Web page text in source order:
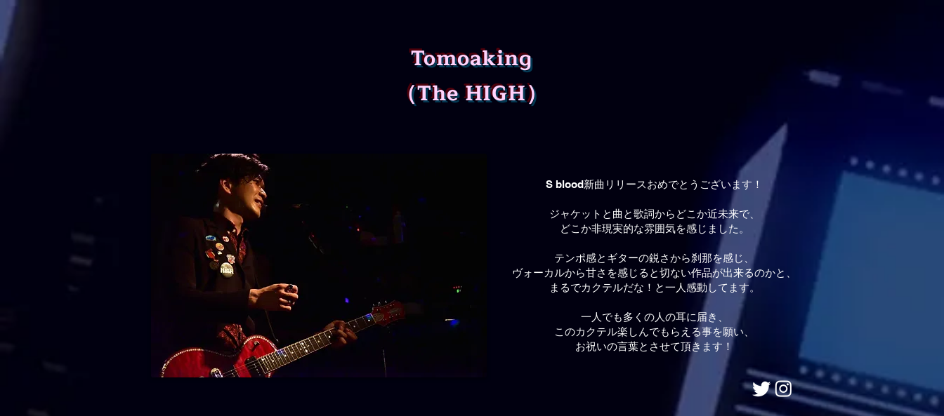
Tomoaking
（The HIGH）
S blood新曲リリースおめでとうございます！
ジャケットと曲と歌詞からどこか近未来で、
どこか非現実的な雰囲気を感じました。
テンポ感とギターの鋭さから刹那を感じ、
ヴォーカルから甘さを感じると切ない作品が出来るのかと、
まるでカクテルだな！と一人感動してます。
一人でも多くの人の耳に届き、
このカクテル楽しんでもらえる事を願い、
お祝いの言葉とさせて頂きます！